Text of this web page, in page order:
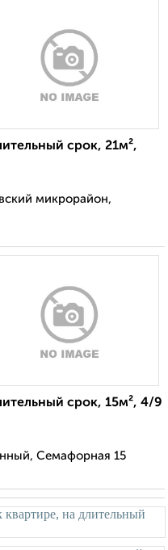
срок, 21м²,
микрорайон,
срок, 15м², 4/9
Семафорная 15